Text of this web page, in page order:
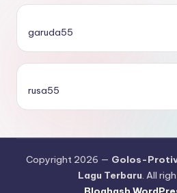
garuda55
rusa55
Copyright 2026 — Golos-
Lagu Terbaru. All